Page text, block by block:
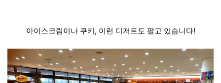
아이스크림이나 쿠키, 이런 디저트도 팔고 있습니다!